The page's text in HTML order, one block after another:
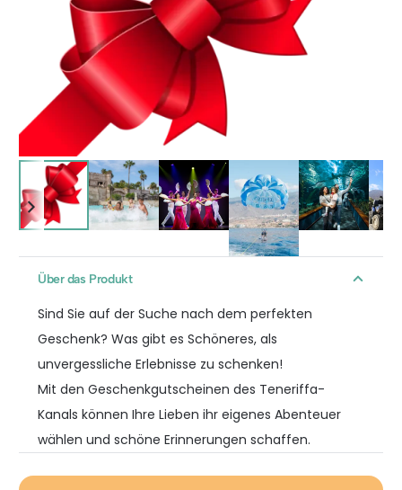
Über das Produkt
Sind Sie auf der Suche nach dem perfekten
Geschenk? Was gibt es Schöneres, als
unvergessliche Erlebnisse zu schenken!
Mit den Geschenkgutscheinen des Teneriffa-
Kanals können Ihre Lieben ihr eigenes Abenteuer
wählen und schöne Erinnerungen schaffen.